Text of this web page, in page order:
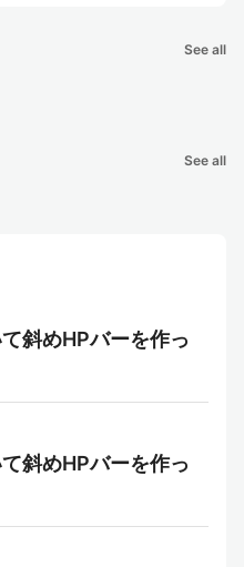
See all
See all
斜めHPバーを作っ
斜めHPバーを作っ